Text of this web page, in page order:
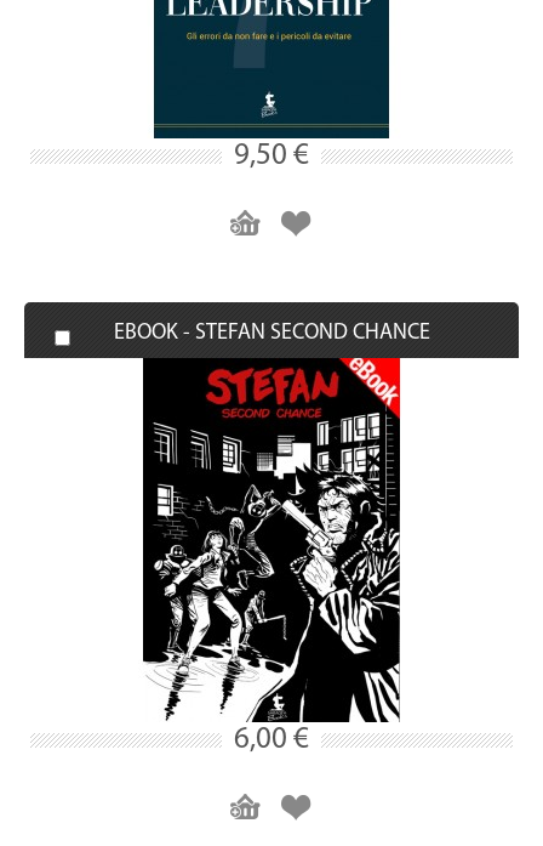
9,50 €
EBOOK - STEFAN SECOND CHANCE
6,00 €